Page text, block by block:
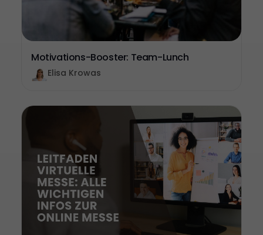
Motivations-Booster: Team-Lunch
Elisa Krowas